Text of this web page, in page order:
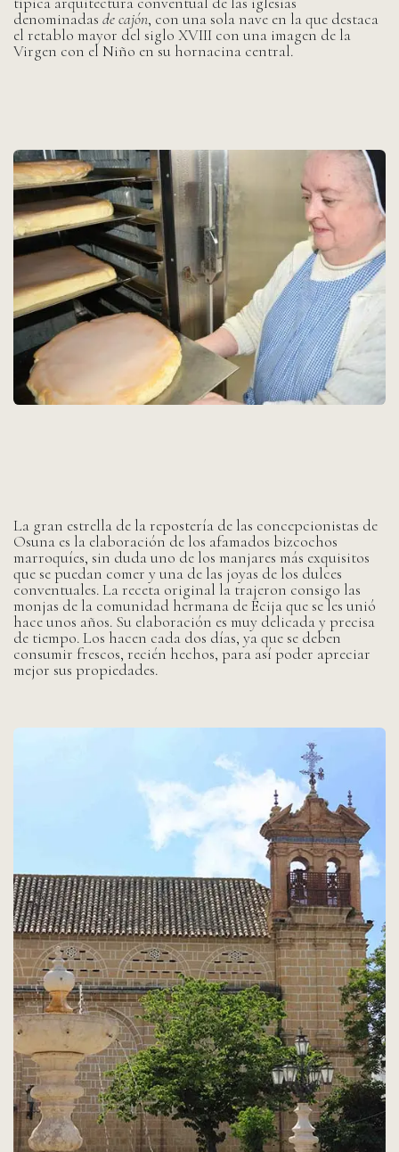
denominadas de cajón, con una sola nave en la que destaca
el retablo mayor del siglo XVIII con una imagen de la
Virgen con el Niño en su hornacina central.
La gran estrella de la repostería de las concepcionistas de
Osuna es la elaboración de los afamados bizcochos
marroquíes, sin duda uno de los manjares más exquisitos
que se puedan comer y una de las joyas de los dulces
conventuales. La receta original la trajeron consigo las
monjas de la comunidad hermana de Écija que se les unió
hace unos años. Su elaboración es muy delicada y precisa
de tiempo. Los hacen cada dos días, ya que se deben
consumir frescos, recién hechos, para así poder apreciar
mejor sus propiedades.